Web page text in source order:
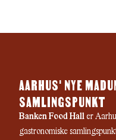
AARHUS' NYE
SAMLINGSPUNKT
Banken Food Hall er
gastronomiske